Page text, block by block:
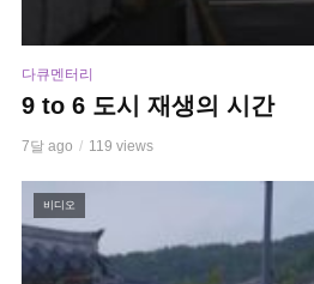
다큐멘터리
9 to 6 도시 재생의 시간
7달 ago 119 views
비디오